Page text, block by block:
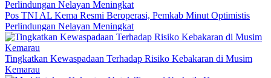
Pos TNI AL Kema Resmi Beroperasi, Pemkab Minut Optimistis
Perlindungan Nelayan Meningkat
Tingkatkan Kewaspadaan Terhadap Risiko Kebakaran di Musim
Kemarau